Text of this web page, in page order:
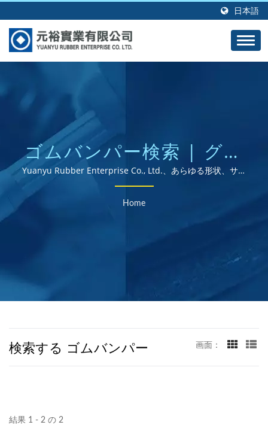
日本語
ゴムバンパー検索 | グロ
ーバルに展開するISOお
よびROHS認証のゴム部
品サプライヤー
Yuanyu Rubber Enterprise Co., Ltd.、あらゆる形状、サイ
ズ、材料のカスタム成形ゴム製品の専門メーカー。
Home
検索する ゴムバンパー 画面：
結果 1 - 2 の 2